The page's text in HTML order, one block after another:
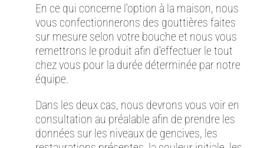
En ce qui concerne l’option à la maison, nous
vous confectionnerons des gouttières faites
sur mesure selon votre bouche et nous vous
remettrons le produit afin d’effectuer le tout
chez vous pour la durée déterminée par notre
équipe.
Dans les deux cas, nous devrons vous voir en
consultation au préalable afin de prendre les
données sur les niveaux de gencives, les